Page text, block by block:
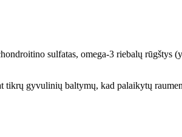
sulfatas, omega-3 riebalų
gyvulinių baltymų, kad palaikytų